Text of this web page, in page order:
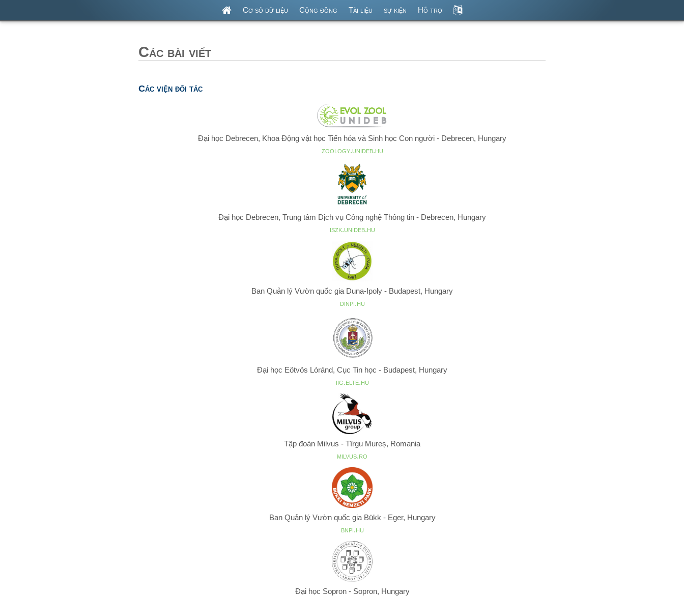
Cơ sở dữ liệu Cộng đồng Tài liệu sự kiện Hỗ trợ
Các bài viết
Các viện đối tác
Đại học Debrecen, Khoa Động vật học Tiến hóa và Sinh học Con người - Debrecen, Hungary
zoology.unideb.hu
Đại học Debrecen, Trung tâm Dịch vụ Công nghệ Thông tin - Debrecen, Hungary
iszk.unideb.hu
Ban Quản lý Vườn quốc gia Duna-Ipoly - Budapest, Hungary
dinpi.hu
Đại học Eötvös Lóránd, Cục Tin học - Budapest, Hungary
iig.elte.hu
Tập đoàn Milvus - Tîrgu Mureș, Romania
milvus.ro
Ban Quản lý Vườn quốc gia Bükk - Eger, Hungary
bnpi.hu
Đại học Sopron - Sopron, Hungary